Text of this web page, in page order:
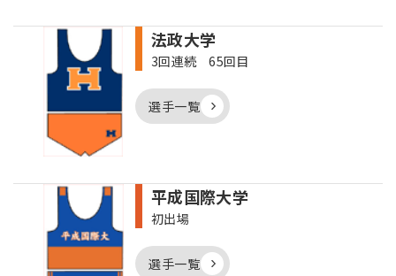
法政大学
3回連続 65回目
選手一覧
平成国際大学
初出場
選手一覧